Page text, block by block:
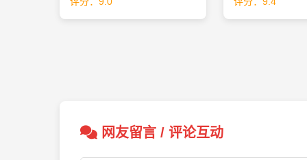
网友留言 / 评论互动